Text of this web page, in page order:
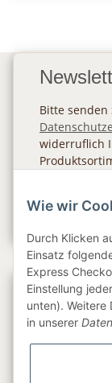
Bitte
widerruflich
Gesetzliche
Wie wir
Durch Klicken
Einsatz
Express
Einstellung
unten). Weitere
in unserer